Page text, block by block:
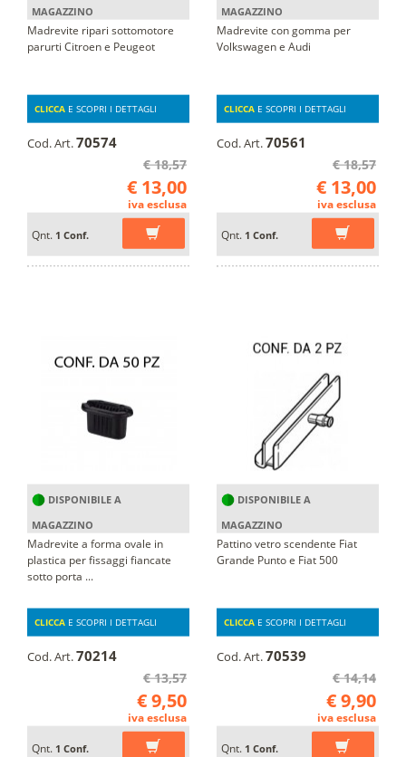
MAGAZZINO
Madrevite ripari sottomotore
parurti Citroen e Peugeot
CLICCA E SCOPRI I DETTAGLI
Cod. Art.70574
€ 18,57
€ 13,00
iva esclusa
Qnt. 1 Conf.
MAGAZZINO
Madrevite con gomma per
Volkswagen e Audi
CLICCA E SCOPRI I DETTAGLI
Cod. Art.70561
€ 18,57
€ 13,00
iva esclusa
Qnt. 1 Conf.
DISPONIBILE A
MAGAZZINO
Madrevite a forma ovale in
plastica per fissaggi fiancate
sotto porta ...
CLICCA E SCOPRI I DETTAGLI
Cod. Art.70214
€ 13,57
€ 9,50
iva esclusa
Qnt. 1 Conf.
DISPONIBILE A
MAGAZZINO
Pattino vetro scendente Fiat
Grande Punto e Fiat 500
CLICCA E SCOPRI I DETTAGLI
Cod. Art.70539
€ 14,14
€ 9,90
iva esclusa
Qnt. 1 Conf.